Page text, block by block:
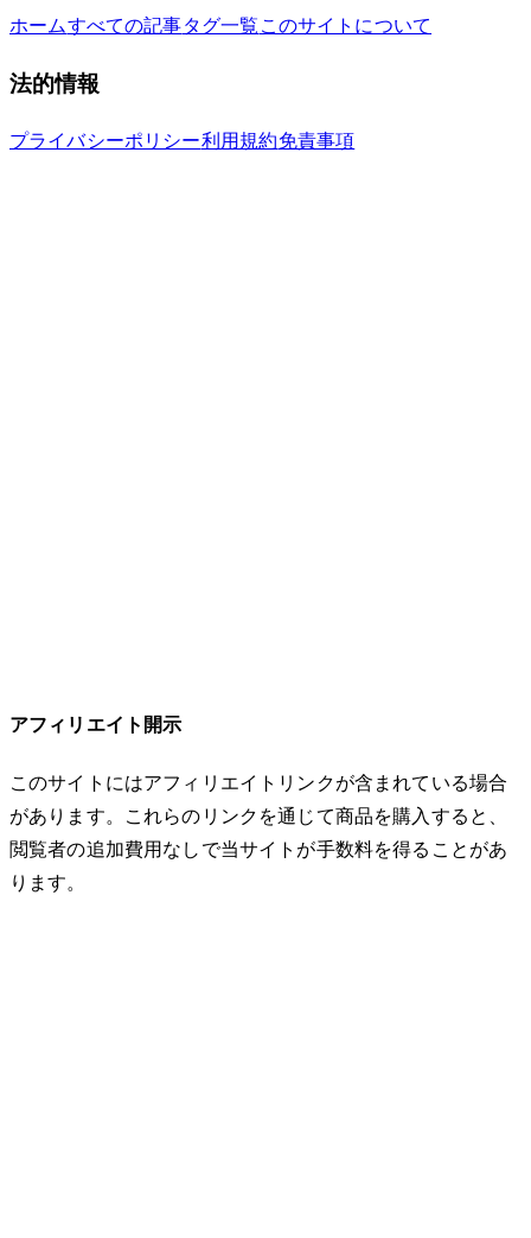
ホームすべての記事タグ一覧 このサイトについて
法的情報
プライバシーポリシー利用規約免責事項
アフィリエイト開示
このサイトにはアフィリエイトリンクが含まれている場合
があります。これらのリンクを通じて商品を購入すると、
閲覧者の追加費用なしで当サイトが手数料を得ることがあ
ります。